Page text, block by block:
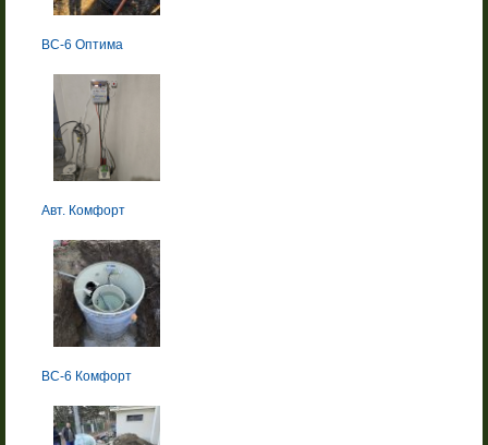
BC-6 Оптима
Авт. Комфорт
BC-6 Комфорт